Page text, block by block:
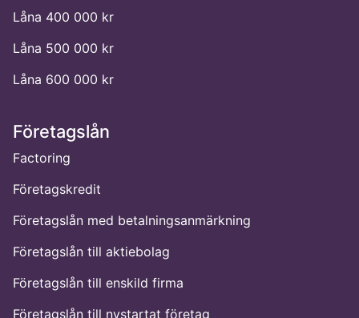
Låna 400 000 kr
Låna 500 000 kr
Låna 600 000 kr
Företagslån
Factoring
Företagskredit
Företagslån med betalningsanmärkning
Företagslån till aktiebolag
Företagslån till enskild firma
Företagslån till nystartat företag